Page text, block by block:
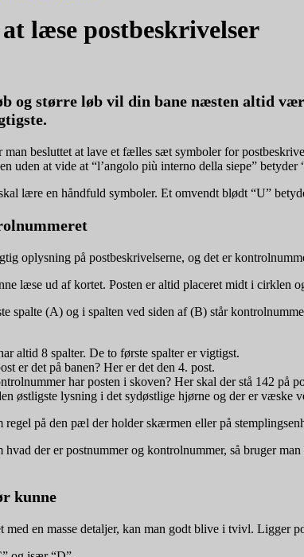
læse postbeskrivelser
og større løb vil din bane næsten altid
man besluttet at lave et fælles sæt symboler for
uden at vide at “l’angolo più interno della siepe” betyder
lære en håndfuld symboler. Et omvendt blødt “U”
oplysning på postbeskrivelserne, og det er
læse ud af kortet. Posten er altid placeret midt i cirklen
spalte (A) og i spalten ved siden af (B) står
altid 8 spalter. De to første spalter er vigtigst.
er det på banen? Her er det den 4. post.
har posten i skoven? Her skal der stå 142 på
østligste lysning i det sydøstlige hjørne og der er væske
regel på den pæl der holder skærmen eller på
der er postnummer og kontrolnummer, så bruger
kunne
en masse detaljer, kan man godt blive i tvivl. Ligger